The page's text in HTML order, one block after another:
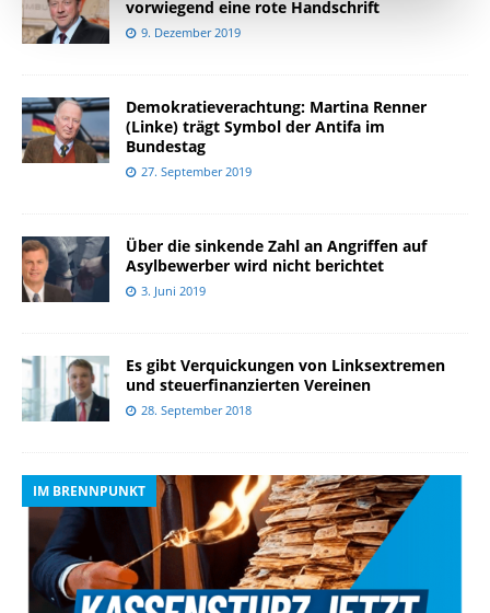
vorwiegend eine rote Handschrift
9. Dezember 2019
Demokratieverachtung: Martina Renner
(Linke) trägt Symbol der Antifa im
Bundestag
27. September 2019
Über die sinkende Zahl an Angriffen auf
Asylbewerber wird nicht berichtet
3. Juni 2019
Es gibt Verquickungen von Linksextremen
und steuerfinanzierten Vereinen
28. September 2018
IM BRENNPUNKT